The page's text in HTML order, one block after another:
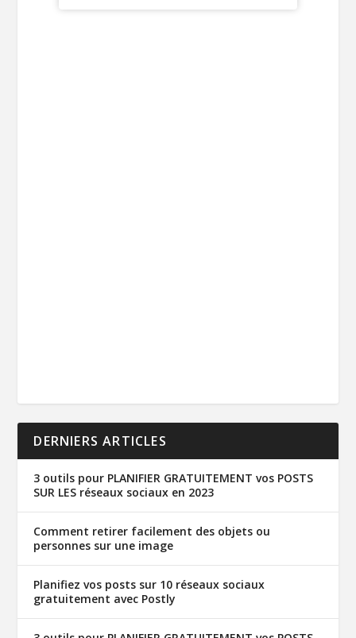
DERNIERS ARTICLES
3 outils pour PLANIFIER GRATUITEMENT vos POSTS
SUR LES réseaux sociaux en 2023
Comment retirer facilement des objets ou
personnes sur une image
Planifiez vos posts sur 10 réseaux sociaux
gratuitement avec Postly